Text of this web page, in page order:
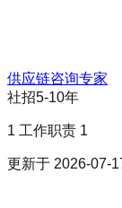
供应链咨询专家
社招5-10年
1 工作职责 1
更新于 2026-07-